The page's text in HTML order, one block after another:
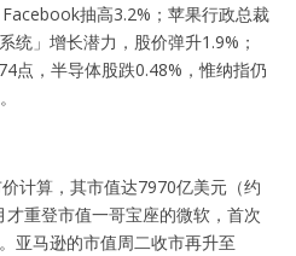
抽高3.2%；苹果行政总裁
统」增长潜力，股价弹升1.9%；
点，半导体股跌0.48%，惟纳指仍
计算，其市值达7970亿美元（约
重登市值一哥宝座的微软，首次
亚马逊的市值周二收市再升至